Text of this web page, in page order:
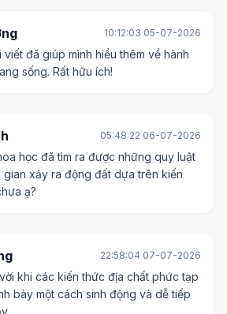
10:12:03 05-07-2026
viết đã giúp mình hiểu thêm về hành
sống. Rất hữu ích!
05:48:22 06-07-2026
học đã tìm ra được những quy luật
gian xảy ra động đất dựa trên kiến
ạ?
22:58:04 07-07-2026
khi các kiến thức địa chất phức tạp
bày một cách sinh động và dễ tiếp